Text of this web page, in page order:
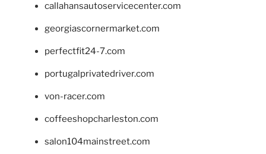
callahansautoservicecenter.com
georgiascornermarket.com
perfectfit24-7.com
portugalprivatedriver.com
von-racer.com
coffeeshopcharleston.com
salon104mainstreet.com